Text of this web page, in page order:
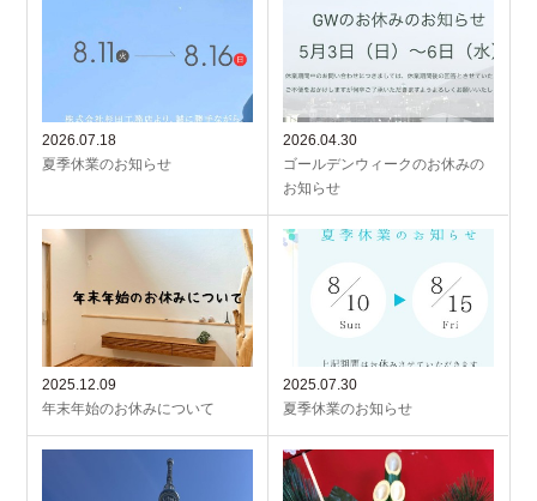
2026.07.18
夏季休業のお知らせ
2026.04.30
ゴールデンウィークのお休みの
お知らせ
2025.12.09
年末年始のお休みについて
2025.07.30
夏季休業のお知らせ